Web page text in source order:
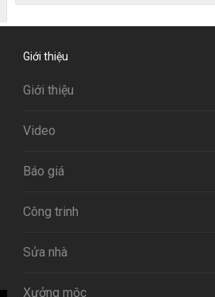
Giới thiệu
Giới thiệu
Video
Báo giá
Công trinh
Sửa nhà
Xưởng mộc